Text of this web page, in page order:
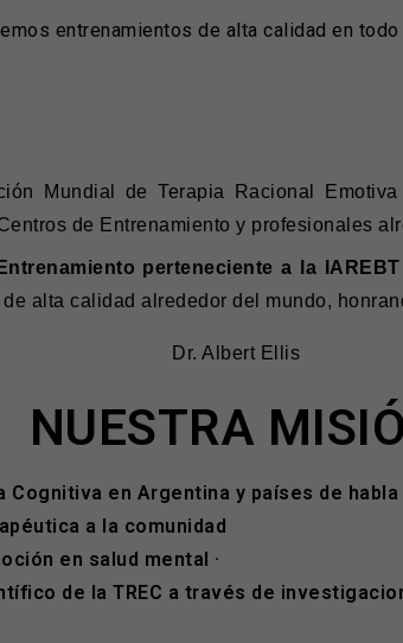
entrenamientos de alta calidad en
Mundial de Terapia Racional Emotiva
de Entrenamiento y profesionales
perteneciente a la IAREBT
de alta calidad alrededor del mundo,
Dr. Albert Ellis
NUESTRA
Cognitiva en Argentina y países de habla
a la comunidad
en salud mental ·
de la TREC a través de